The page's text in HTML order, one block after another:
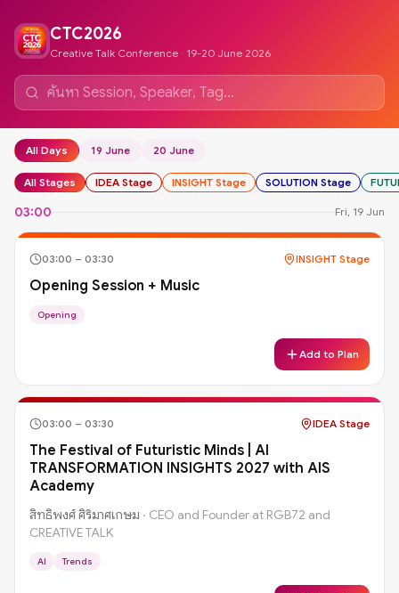
CTC2026
Creative Talk Conference · 19-20 June 2026
All Days 19 June 20 June
All Stages IDEA Stage INSIGHT Stage SOLUTION Stage
03:00 Fri, 19 Jun
03:00 – 03:30 INSIGHT Stage
Opening Session + Music
Opening
Add to Plan
03:00 – 03:30 IDEA Stage
The Festival of Futuristic Minds | AI
TRANSFORMATION INSIGHTS 2027 with AIS
Academy
สิทธิพงศ์ ศิริมาศเกษม · CEO and Founder at RGB72 and
CREATIVE TALK
AI Trends